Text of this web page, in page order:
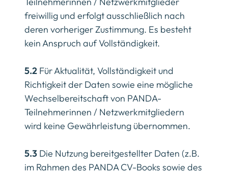
freiwillig und erfolgt ausschließlich nach
deren vorheriger Zustimmung. Es besteht
kein Anspruch auf Vollständigkeit.
5.2 Für Aktualität, Vollständigkeit und
Richtigkeit der Daten sowie eine mögliche
Wechselbereitschaft von PANDA-
Teilnehmerinnen / Netzwerkmitgliedern
wird keine Gewährleistung übernommen.
5.3 Die Nutzung bereitgestellter Daten (z.B.
im Rahmen des PANDA CV-Books sowie des